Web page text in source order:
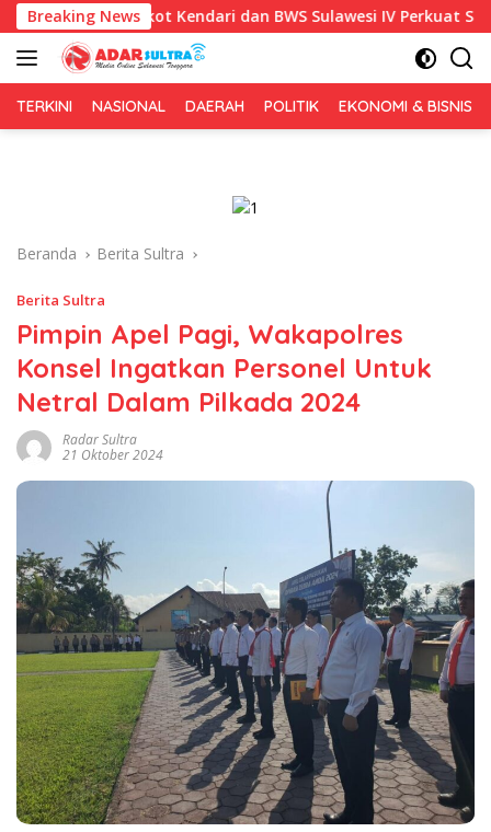
Langsung
ke
konten
Breaking News
Pemkot Kendari dan BWS Sulawesi IV Perkuat Sinergi Jaga
TERKINI NASIONAL DAERAH POLITIK EKONOMI & BISNIS
Beranda Berita Sultra
Berita Sultra
Pimpin Apel Pagi, Wakapolres
Konsel Ingatkan Personel Untuk
Netral Dalam Pilkada 2024
Radar Sultra
21 Oktober 2024